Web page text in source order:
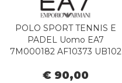
POLO SPORT TENNIS E
PADEL Uomo EA7
7M000182 AF10373 UB102
€ 90,00